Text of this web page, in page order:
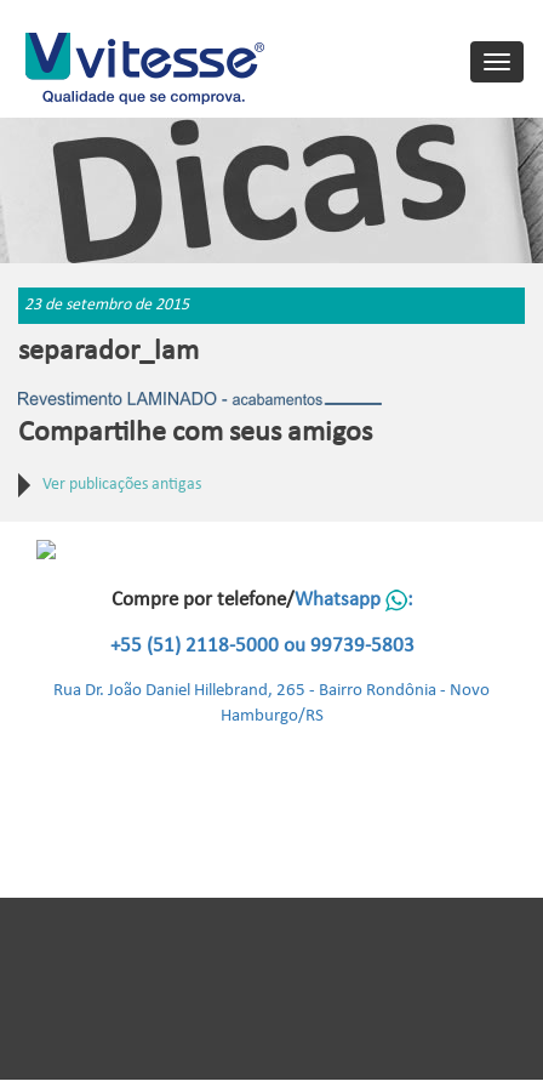
Toggle
23 de setembro de 2015
separador_lam
Compartilhe com seus amigos
Ver publicações antigas
Compre por telefone/Whatsapp :
+55 (51) 2118-5000 ou 99739-5803
Rua Dr. João Daniel Hillebrand, 265 - Bairro Rondônia - Novo
Hamburgo/RS